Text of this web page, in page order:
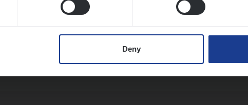
Deny
Cus­to­mer Care Expert
Customer Services